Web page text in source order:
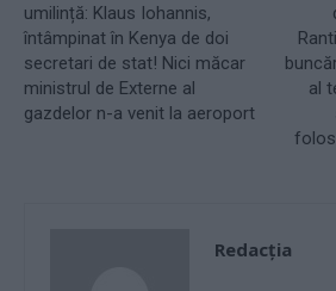
umilință: Klaus Iohannis,
întâmpinat în Kenya de doi
secretari de stat! Nici măcar
ministrul de Externe al
gazdelor n-a venit la aeroport
al
Redacţia